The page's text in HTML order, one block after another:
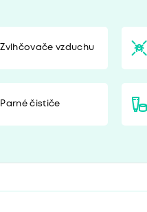
Zvlhčovače vzduchu
Parné čističe